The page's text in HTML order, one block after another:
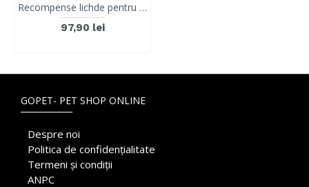
Recompense lichde pentru pisici Kit Cat Purr Puree, pui si fibre, Hairball, 40 x 15g
97,90 lei
GOPET- PET SHOP ONLINE
Despre noi
Politica de confidențialitate
Termeni și condiții
ANPC